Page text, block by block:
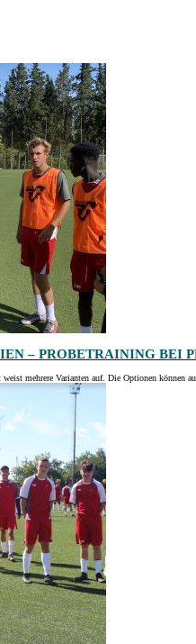
– PROBETRAINING BEI
weist mehrere Varianten auf. Die Optionen können